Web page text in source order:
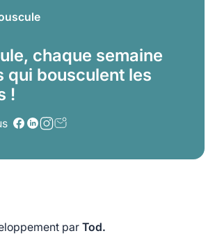
chaque semaine
qui bousculent les
!
par Tod.